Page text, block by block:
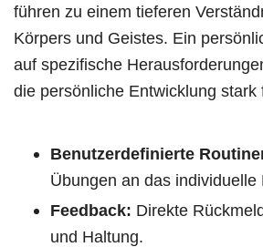
führen zu einem tieferen
Körpers und Geistes. Ein
auf spezifische
die persönliche Entwicklung stark
Benutzerdefinierte
Übungen an das individuelle
Feedback: Direkte
und Haltung.